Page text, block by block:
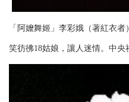
「阿嬤舞姬」李彩娥（著紅衣
笑彷彿18姑娘，讓人迷情。中央